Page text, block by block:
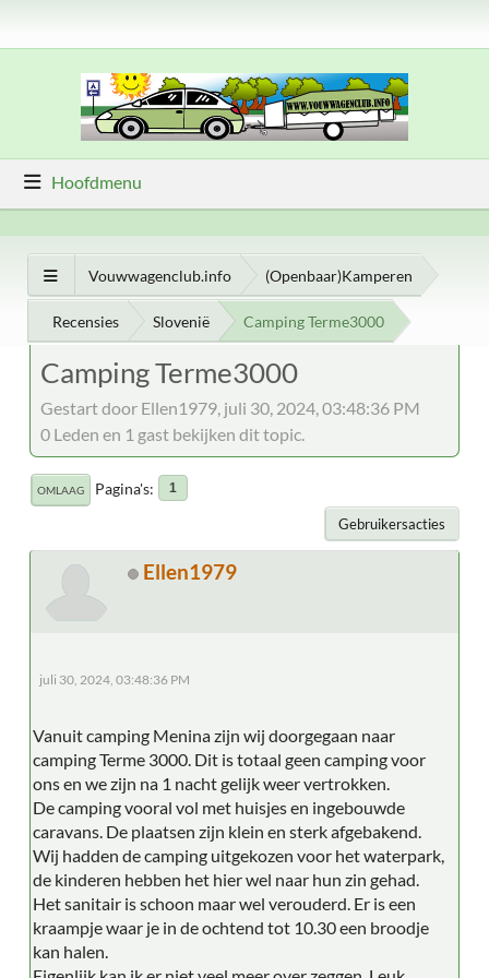
Hoofdmenu
Vouwwagenclub.info (Openbaar)Kamperen
Recensies Slovenië Camping Terme3000
Camping Terme3000
Gestart door Ellen1979, juli 30, 2024, 03:48:36 PM
0 Leden en 1 gast bekijken dit topic.
OMLAAG Pagina's 1
Gebruikersacties
Ellen1979
juli 30, 2024, 03:48:36 PM
Vanuit camping Menina zijn wij doorgegaan naar
camping Terme 3000. Dit is totaal geen camping voor
ons en we zijn na 1 nacht gelijk weer vertrokken.
De camping vooral vol met huisjes en ingebouwde
caravans. De plaatsen zijn klein en sterk afgebakend.
Wij hadden de camping uitgekozen voor het waterpark,
de kinderen hebben het hier wel naar hun zin gehad.
Het sanitair is schoon maar wel verouderd. Er is een
kraampje waar je in de ochtend tot 10.30 een broodje
kan halen.